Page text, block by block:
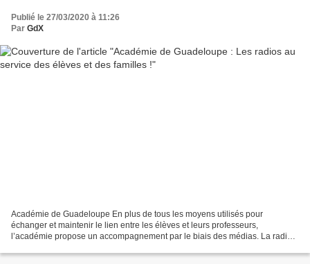
Publié le 27/03/2020 à 11:26
Par GdX
Académie de Guadeloupe En plus de tous les moyens utilisés pour
échanger et maintenir le lien entre les élèves et leurs professeurs,
l’académie propose un accompagnement par le biais des médias. La radio